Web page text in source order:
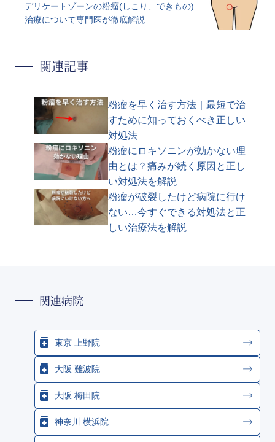
デリケートゾーンの粉瘤(しこり、できもの)
治療について専門医が徹底解説
関連記事
粉瘤を早く治す方法｜最短で治
すために知っておくべき正しい
対処法
粉瘤にロキソニンが効かない理
由とは？痛みが続く原因と正し
い対処法を解説
粉瘤が破裂したけど病院に行け
ない…今すぐできる対処法と正
しい治療法を解説
関連病院
東京 上野院
大阪 難波院
大阪 梅田院
神奈川 横浜院